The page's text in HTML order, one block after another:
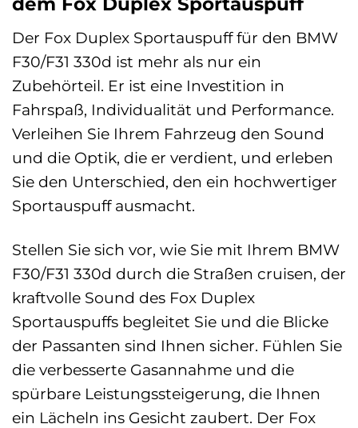
Der Fox Duplex Sportauspuff für den BMW
F30/F31 330d ist mehr als nur ein
Zubehörteil. Er ist eine Investition in
Fahrspaß, Individualität und Performance.
Verleihen Sie Ihrem Fahrzeug den Sound
und die Optik, die er verdient, und erleben
Sie den Unterschied, den ein hochwertiger
Sportauspuff ausmacht.
Stellen Sie sich vor, wie Sie mit Ihrem BMW
F30/F31 330d durch die Straßen cruisen, der
kraftvolle Sound des Fox Duplex
Sportauspuffs begleitet Sie und die Blicke
der Passanten sind Ihnen sicher. Fühlen Sie
die verbesserte Gasannahme und die
spürbare Leistungssteigerung, die Ihnen
ein Lächeln ins Gesicht zaubert. Der Fox